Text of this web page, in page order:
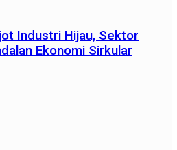
Industri Hijau, Sektor
Ekonomi Sirkular